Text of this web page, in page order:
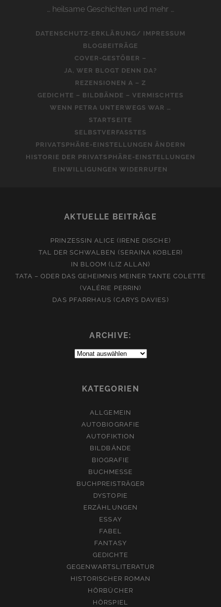
… heilsame Geschichten und mehr …
DATENSCHUTZ-ERKLÄRUNG/ IMPRESSUM
BLOGBEITRÄGE
COVER-GESTÖBER –
JA, WER BLOGT DENN DA?
REZENSIONEN A – Z
GEDICHTE – BILDBÄNDE – VERMISCHTES
WENN PETRA UNTERWEGS WAR …
STARTSEITE
SELBSTVERFASSTES
PRIVATSPHÄRE-EINSTELLUNGEN ÄNDERN
HISTORIE DER PRIVATSPHÄRE-EINSTELLUNGEN
EINWILLIGUNGEN WIDERRUFEN
AKTUELLE BEITRÄGE
PRINZESSIN ALICE (IRENE DISCHE)
TAL DER SCHWALBEN (SERAINA KOBLER)
IN BLOOM (LIZ ALLAN)
TATA – ODER DAS GEHEIMNIS MEINER TANTE COLETTE
(VALÉRIE PERRIN)
DAS PFARRHAUS (CARYS DAVIES)
ARCHIVE:
Archive:
KATEGORIEN
ALLGEMEIN
AUTOBIOGRAFIE
AUTOFIKTION
BILDBÄNDE
BIOGRAFIE
BUCHMESSE
BUCHPREISTRÄGER
DYSTOPIE
ERZÄHLUNGEN
ESSAY
FABEL
FANTASY
GEDICHTE
GEGENWARTSLITERATUR
HISTORISCHER ROMAN
HÖRBÜCHER
HÖRSPIEL